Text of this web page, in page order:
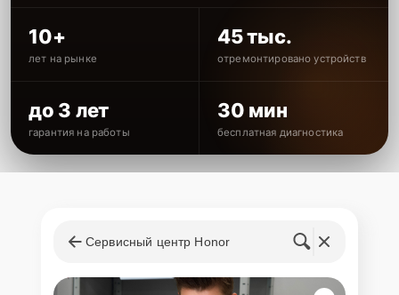
10+
лет на рынке
45 тыс.
отремонтировано устройств
до 3 лет
гарантия на работы
30 мин
бесплатная диагностика
Сервисный центр Honor